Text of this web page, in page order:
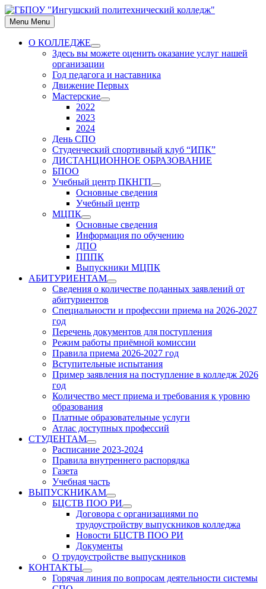
Skip
to
content
Menu Menu
О КОЛЛЕДЖЕ
Show
sub
menu
Здесь вы можете оценить оказание услуг нашей
организации
Год педагога и наставника
Движение Первых
Мастерские
Show
2022
2023
2024
День СПО
Студенческий спортивный клуб “ИПК”
ДИСТАНЦИОННОЕ ОБРАЗОВАНИЕ
БПОО
Учебный центр ПКНГП
Show
sub
Основные сведения
Учебный центр
МЦПК
Show
sub
menu
Основные сведения
Информация по обучению
ДПО
ПППК
Выпускники МЦПК
АБИТУРИЕНТАМ
Show
sub
Сведения о количестве поданных заявлений от
абитуриентов
Специальности и профессии приема на 2026-2027
год
Перечень документов для поступления
Режим работы приёмной комиссии
Правила приема 2026-2027 год
Вступительные испытания
Пример заявления на поступление в колледж 2026
год
Количество мест приема и требования к уровню
образования
Платные образовательные услуги
Атлас доступных профессий
СТУДЕНТАМ
Show
sub
menu
Расписание 2023-2024
Правила внутреннего распорядка
Газета
Учебная часть
ВЫПУСКНИКАМ
Show
sub
menu
БЦСТВ ПОО РИ
Show
sub
menu
Договора с организациями по
трудоустройству выпускников колледжа
Новости БЦСТВ ПОО РИ
Документы
О трудоустройстве выпускников
КОНТАКТЫ
Show
sub
Горячая линия по вопросам деятельности системы